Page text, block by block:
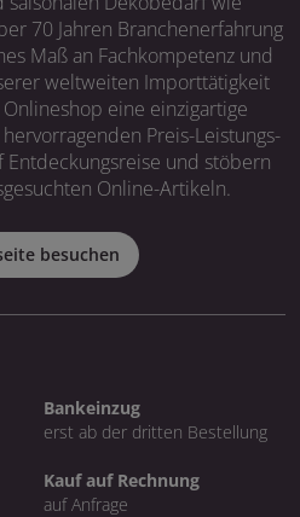
70 Jahren Branchenerfahrung
Maß an Fachkompetenz und
weltweiten Importtätigkeit
eine einzigartige
Preis-Leistungs-
Entdeckungsreise und stöbern
Online-Artikeln.
besuchen
Bankeinzug
erst ab der dritten Bestellung
Kauf auf Rechnung
auf Anfrage